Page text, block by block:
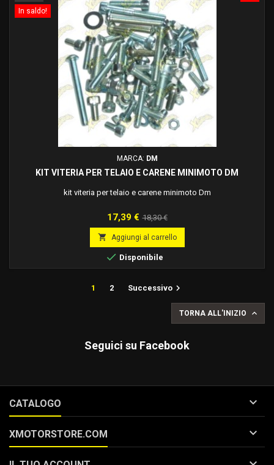
In saldo!
MARCA: DM
KIT VITERIA PER TELAIO E CARENE MINIMOTO DM
kit viteria per telaio e carene minimoto Dm
Prezzo
17,39 € Prezzo
base
18,30 €
 Aggiungi al carrello
 Disponibile
1 2 Successivo
TORNA ALL'INIZIO 
Seguici su Facebook
CATALOGO 
XMOTORSTORE.COM 